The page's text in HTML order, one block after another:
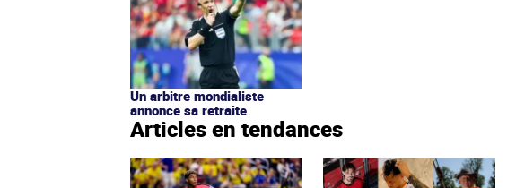
Un arbitre mondialiste
annonce sa retraite
Articles en tendances